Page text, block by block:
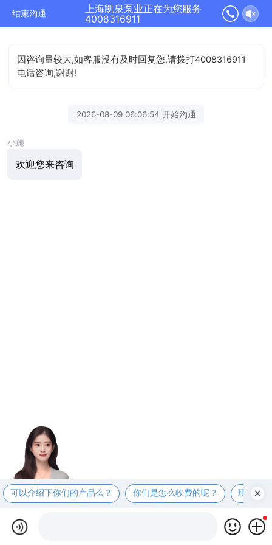
结束沟通
上海凯泉泵业正在为您服务
4008316911
因咨询量较大,如客服没有及时回复您,请拨打4008316911
电话咨询,谢谢!
2026-08-09 06:06:54 开始沟通
小施
欢迎您来咨询
可以介绍下你们的产品么？ 你们是怎么收费的呢？ 现在有